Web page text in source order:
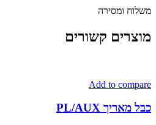
משלוח ומסירה
מוצרים קשורים
Add to compare
כבל מאריך PL/AUX